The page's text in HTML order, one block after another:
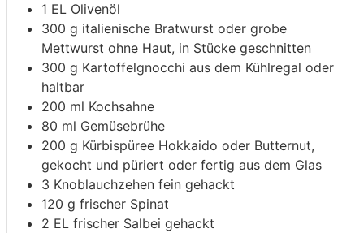
1 EL Olivenöl
300 g italienische Bratwurst oder grobe
Mettwurst ohne Haut, in Stücke geschnitten
300 g Kartoffelgnocchi aus dem Kühlregal oder
haltbar
200 ml Kochsahne
80 ml Gemüsebrühe
200 g Kürbispüree Hokkaido oder Butternut,
gekocht und püriert oder fertig aus dem Glas
3 Knoblauchzehen fein gehackt
120 g frischer Spinat
2 EL frischer Salbei gehackt